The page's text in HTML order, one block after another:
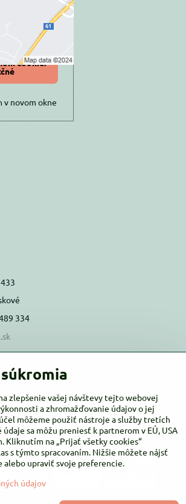
-
cookie:
v novom okne
334
PD Melčice
ŠT 8:00 - 16:00
zlepšenie vašej návštevy tejto webovej
a zhromažďovanie údajov o jej
môžeme použiť nástroje a služby tretích
sa môžu preniesť k partnerom v EÚ, USA
Kliknutím na „Prijať všetky cookies“
s týmto spracovaním. Nižšie môžete nájsť
alebo upraviť svoje preferencie.
údajov